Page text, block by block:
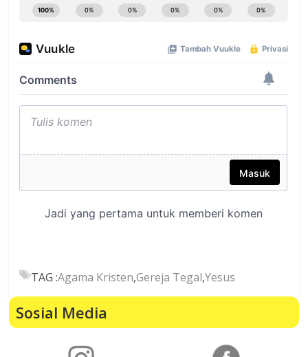
TAG :Agama Kristen,Gereja Tegal,Yesus
Sosial Media